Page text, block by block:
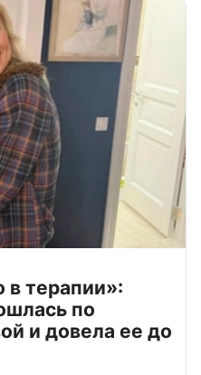
в терапии»:
по
и довела ее до